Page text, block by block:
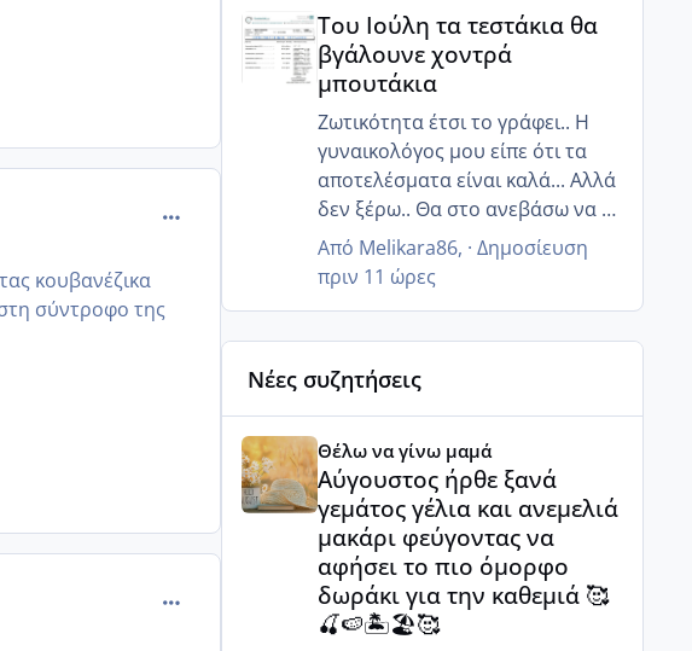
comment_880005
κουβανέζικα
στη σύντροφο της
comment_880053
Του Ιούλη τα τεστάκια θα
βγάλουνε χοντρά
μπουτάκια
Ζωτικότητα έτσι το γράφει.. Η
γυναικολόγος μου είπε ότι τα
αποτελέσματα είναι καλά... Αλλά
δεν ξέρω.. Θα στο ανεβάσω να το
δεις κ εσύ
Από Melikara86, · Δημοσίευση
πριν 11 ώρες
Νέες συζητήσεις
Αύγουστος ήρθε ξανά γεμάτος γέλια και
Θέλω να γίνω μαμά
Αύγουστος ήρθε ξανά
γεμάτος γέλια και ανεμελιά
μακάρι φεύγοντας να
αφήσει το πιο όμορφο
δωράκι για την καθεμιά 🥰
🍒🍉🏝️🏖️🥰